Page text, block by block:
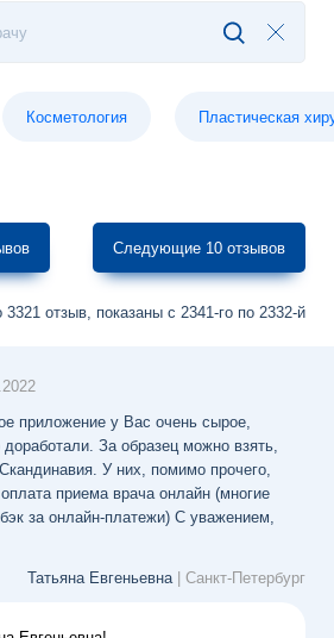
Косметология Пластическая
Следующие 10 отзывов
3321 отзыв, показаны с 2341-го по 2332-й
приложение у Вас очень сырое,
За образец можно взять,
У них, помимо прочего,
приема врача онлайн (многие
за онлайн-платежи) С уважением,
Татьяна Евгеньевна | Санкт-Петербург